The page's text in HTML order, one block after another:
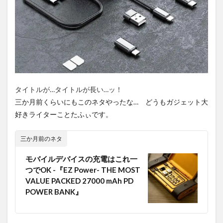
なのに小
型で持ち
運びやす
い
1.3
Qi
対応
+PD20W
＋Quick
で高速充
電も可能
1.4
め
タイトルが…タイトルが長い…ッ！
三か月前くらいにもこのネタやったな… どうもガジェット大
好きライターことたふぃです。
三か月前のネタ
モバイルデバイスの充電はこれ一
つでOK -『EZ Power- THE MOST
VALUE PACKED 27000 mAh PD
POWER BANK』